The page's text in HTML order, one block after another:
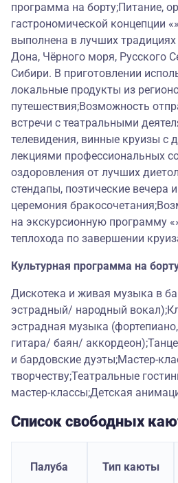
программа на борту;Питание,
гастрономической концепции
выполнена в лучших
Дона, Чёрного моря, Русского
Сибири. В приготовлении
локальные продукты из
путешествия;Возможность
встречи с театральными
телевидения, винные круизы с
лекциями профессиональных
оздоровления от лучших
стендапы, поэтические вечера
церемония
на экскурсионную программу
теплохода по завершении
Культурная программа на
Дискотека и живая музыка в
эстрадный/ народный
эстрадная музыка
гитара/ баян/
и бардовские дуэты;Мастер-
творчеству;Театральные
мастер-классы;Детская
Список свободных
Палуба Тип каюты